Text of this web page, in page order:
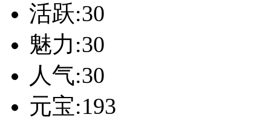
活跃:30
魅力:30
人气:30
元宝:193